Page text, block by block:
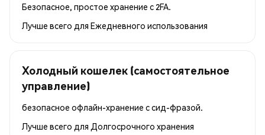
Безопасное, простое хранение с 2FA.
Лучше всего для Ежедневного использования
Холодный кошелек (самостоятельное
управление)
безопасное офлайн-хранение с сид-фразой.
Лучше всего для Долгосрочного хранения